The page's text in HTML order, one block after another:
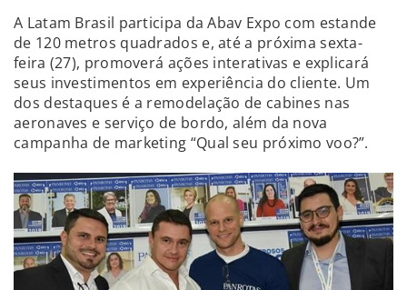
A Latam Brasil participa da Abav Expo com estande
de 120 metros quadrados e, até a próxima sexta-
feira (27), promoverá ações interativas e explicará
seus investimentos em experiência do cliente. Um
dos destaques é a remodelação de cabines nas
aeronaves e serviço de bordo, além da nova
campanha de marketing “Qual seu próximo voo?”.